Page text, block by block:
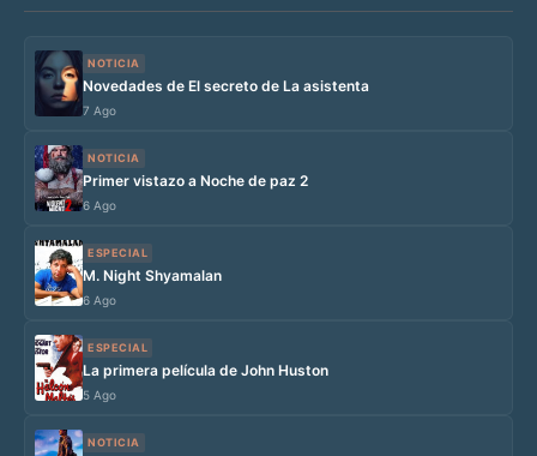
NOTICIA
Novedades de El secreto de La asistenta
7 Ago
NOTICIA
Primer vistazo a Noche de paz 2
6 Ago
ESPECIAL
M. Night Shyamalan
6 Ago
ESPECIAL
La primera película de John Huston
5 Ago
NOTICIA